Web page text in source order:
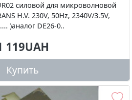
силовой для микроволновой
H.V. 230V, 50Hz, 2340V/3.5V,
)аналог DE26-0..
119UAH
Купить